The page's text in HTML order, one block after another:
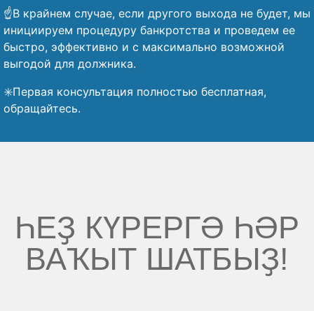
☝️В крайнем случае, если другого выхода не будет, мы
инициируем процедуру банкротства и проведем ее
быстро, эффективно и с максимально возможной
выгодой для должника.
✳️Первая консультация полностью бесплатная,
обращайтесь.
ҺЕҘ КҮРЕРГӘ ҺӘР
ВАҠЫТ ШАТБЫҘ!